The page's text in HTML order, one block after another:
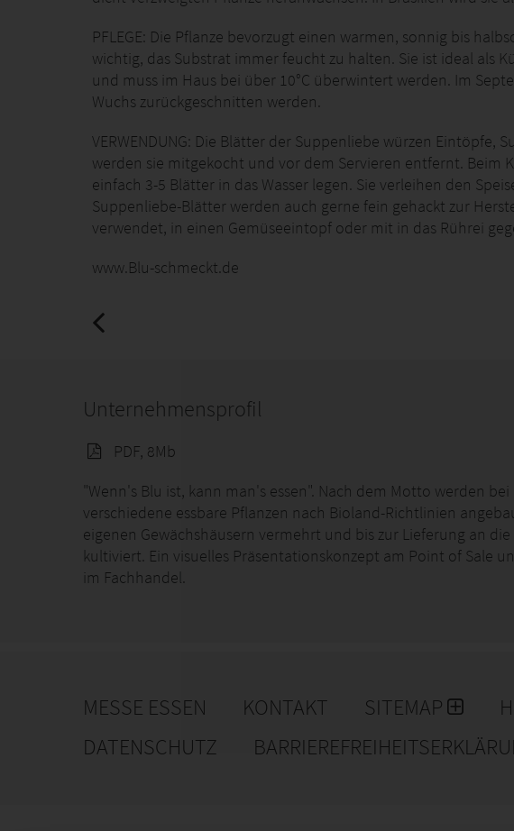
PFLEGE: Die Pflanze bevorzugt einen warmen, sonnig bis
wichtig, das Substrat immer feucht zu halten. Sie ist ideal als
und muss im Haus bei über 10°C überwintert werden. Im
Wuchs zurückgeschnitten werden.
VERWENDUNG: Die Blätter der Suppenliebe würzen Eintöpfe,
werden sie mitgekocht und vor dem Servieren entfernt. Beim
einfach 3-5 Blätter in das Wasser legen. Sie verleihen den
Suppenliebe-Blätter werden auch gerne fein gehackt zur
verwendet, in einen Gemüseeintopf oder mit in das Rührei
www.Blu-schmeckt.de
Unternehmensprofil
PDF, 8Mb
"Wenn's Blu ist, kann man's essen". Nach dem Motto werden
verschiedene essbare Pflanzen nach Bioland-Richtlinien
eigenen Gewächshäusern vermehrt und bis zur Lieferung an
kultiviert. Ein visuelles Präsentationskonzept am Point of Sale
im Fachhandel.
MESSE ESSEN KONTAKT SITEMAP
DATENSCHUTZ